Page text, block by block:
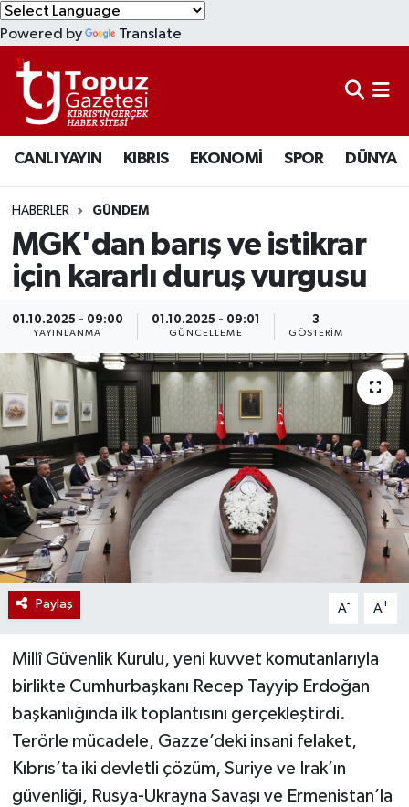
Powered by Translate
CANLI YAYIN KIBRIS EKONOMİ SPOR DÜNYA
HABERLER GÜNDEM
MGK'dan barış ve istikrar
için kararlı duruş vurgusu
01.10.2025 - 09:00
YAYINLANMA
01.10.2025 - 09:01
GÜNCELLEME
3
GÖSTERIM
Paylaş A- A+
Millî Güvenlik Kurulu, yeni kuvvet komutanlarıyla
birlikte Cumhurbaşkanı Recep Tayyip Erdoğan
başkanlığında ilk toplantısını gerçekleştirdi.
Terörle mücadele, Gazze’deki insani felaket,
Kıbrıs’ta iki devletli çözüm, Suriye ve Irak’ın
güvenliği, Rusya-Ukrayna Savaşı ve Ermenistan’la
KIBRIS
DÜNYA
EKONOMİ
MAGAZİN
SAĞLIK
TÜRKİYE
Lefkoşa Nöbetçi Eczaneler
Lefkoşa Hava Durumu
Lefkoşa Trafik Yoğunluk Haritası
Süper Lig Puan Durumu ve Fikstür
Tüm Manşetler